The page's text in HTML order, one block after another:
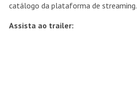
catálogo da plataforma de streaming.
Assista ao trailer: